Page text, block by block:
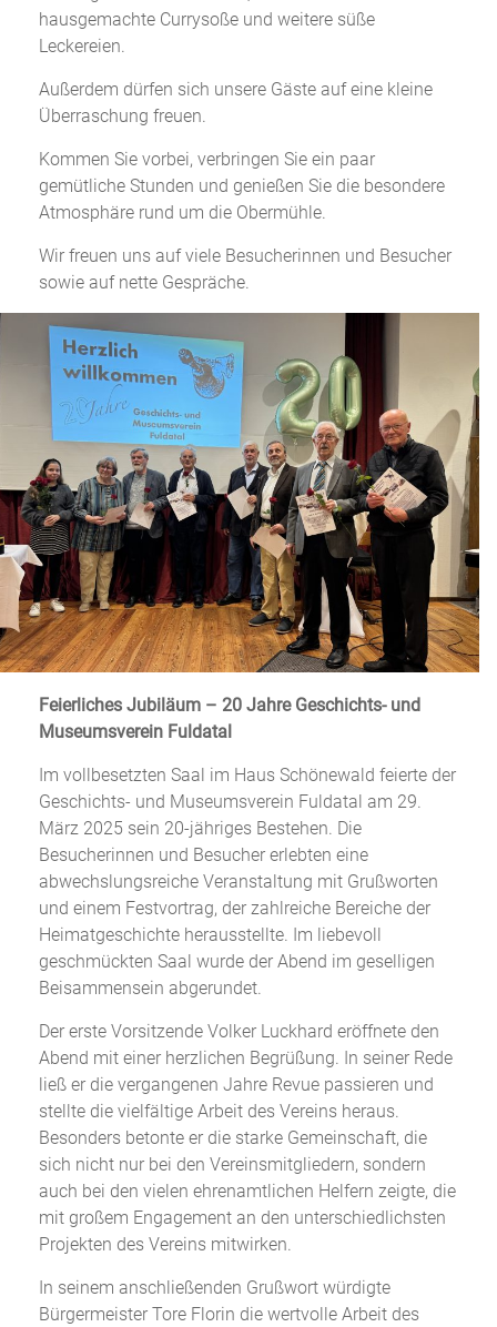
hausgemachte Currysoße und weitere süße
Leckereien.
Außerdem dürfen sich unsere Gäste auf eine kleine
Überraschung freuen.
Kommen Sie vorbei, verbringen Sie ein paar
gemütliche Stunden und genießen Sie die besondere
Atmosphäre rund um die Obermühle.
Wir freuen uns auf viele Besucherinnen und Besucher
sowie auf nette Gespräche.
Feierliches Jubiläum – 20 Jahre Geschichts- und
Museumsverein Fuldatal
Im vollbesetzten Saal im Haus Schönewald feierte der
Geschichts- und Museumsverein Fuldatal am 29.
März 2025 sein 20-jähriges Bestehen. Die
Besucherinnen und Besucher erlebten eine
abwechslungsreiche Veranstaltung mit Grußworten
und einem Festvortrag, der zahlreiche Bereiche der
Heimatgeschichte herausstellte. Im liebevoll
geschmückten Saal wurde der Abend im geselligen
Beisammensein abgerundet.
Der erste Vorsitzende Volker Luckhard eröffnete den
Abend mit einer herzlichen Begrüßung. In seiner Rede
ließ er die vergangenen Jahre Revue passieren und
stellte die vielfältige Arbeit des Vereins heraus.
Besonders betonte er die starke Gemeinschaft, die
sich nicht nur bei den Vereinsmitgliedern, sondern
auch bei den vielen ehrenamtlichen Helfern zeigte, die
mit großem Engagement an den unterschiedlichsten
Projekten des Vereins mitwirken.
In seinem anschließenden Grußwort würdigte
Bürgermeister Tore Florin die wertvolle Arbeit des